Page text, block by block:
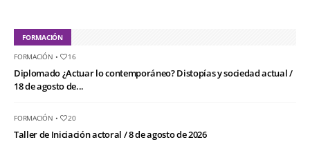
FORMACIÓN
FORMACIÓN • 16
Diplomado ¿Actuar lo contemporáneo? Distopías y sociedad actual /
18 de agosto de...
FORMACIÓN • 20
Taller de Iniciación actoral / 8 de agosto de 2026